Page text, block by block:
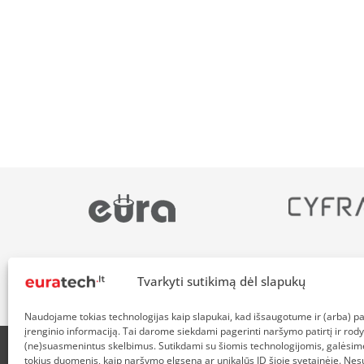
Tvarkyti sutikimą dėl slapukų
Naudojame tokias technologijas kaip slapukai, kad išsaugotume ir (arba)
įrenginio informaciją. Tai darome siekdami pagerinti naršymo patirtį ir
(ne)suasmenintus skelbimus. Sutikdami su šiomis technologijomis,
tokius duomenis, kaip naršymo elgsena ar unikalūs ID šioje svetainėje.